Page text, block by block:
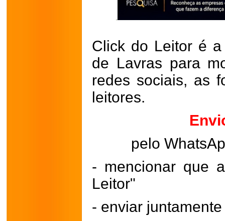
Click do Leitor é
de Lavras para
redes sociais, as
leitores.
pelo
- mencionar que
Leitor"
- enviar